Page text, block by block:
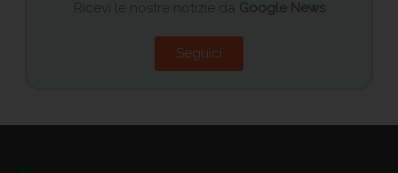
Seguici